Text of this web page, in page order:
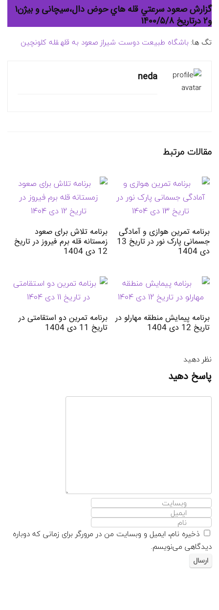
گزارش صعود سرعتي قله هاي حوض دال،سيچانی و بيژن١
و2 درتاریخ 1400/5/8
تگ ها: باشگاه طبيعت دوست شيراز صعود به قلهقله کلونچین
neda
مقالات مرتبط
برنامه تمرین هوازی و آمادگی
جسمانی پارک نور در تاریخ 13
دی 1404
برنامه تلاش برای صعود
زمستانه قله برم فیروز در تاریخ
12 دی 1404
برنامه پیمایش منطقه مهارلو در
تاریخ 12 دی 1404
برنامه تمرین دو استقامتی در
تاریخ 11 دی 1404
نظر دهید
پاسخ دهید
ذخیره نام، ایمیل و وبسایت من در مرورگر برای زمانی که دوباره
دیدگاهی می‌نویسم.